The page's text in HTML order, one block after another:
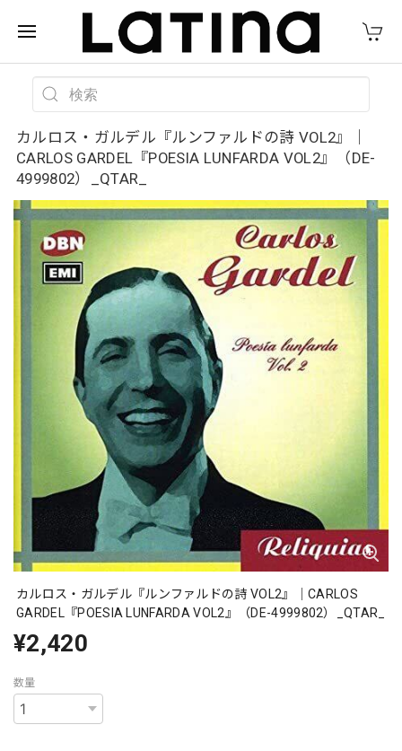
カルロス・ガルデル『ルンファルドの詩 VOL2』｜
CARLOS GARDEL『POESIA LUNFARDA VOL2』（DE-
4999802）_QTAR_
カルロス・ガルデル『ルンファルドの詩 VOL2』｜CARLOS
GARDEL『POESIA LUNFARDA VOL2』（DE-4999802）_QTAR_
¥2,420
数量